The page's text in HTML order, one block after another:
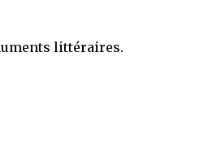
littéraires.